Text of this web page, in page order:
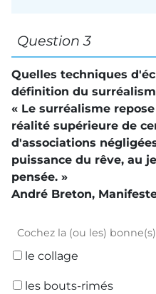
Question 3
Quelles techniques
définition du
« Le surréalisme
réalité supérieure de
d'associations
puissance du rêve, au
pensée. »
André Breton,
Cochez la (ou les)
le collage
les bouts-rimés